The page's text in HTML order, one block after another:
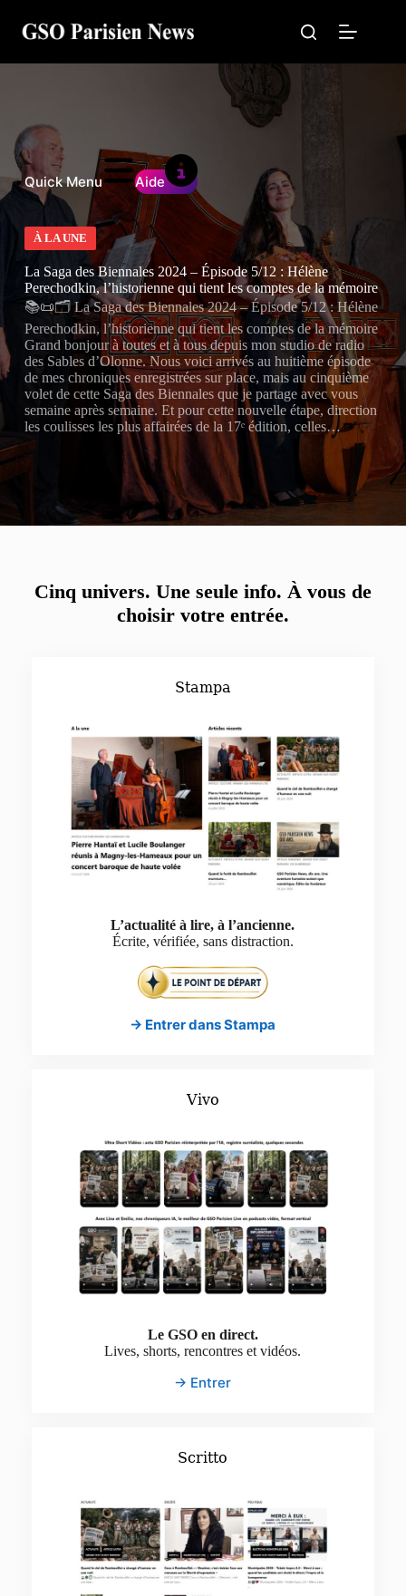
contenu
Quick Menu Aide
À LA UNE
La Saga des Biennales 2024 – Épisode 5/12 : Hélène
Perechodkin, l’historienne qui tient les comptes de la mémoire
📚📜🗂️ La Saga des Biennales 2024 – Épisode 5/12 : Hélène
Perechodkin, l’historienne qui tient les comptes de la mémoire
Grand bonjour à toutes et à tous depuis mon studio de radio
des Sables d’Olonne. Nous voici arrivés au huitième épisode
de mes chroniques enregistrées sur place, mais au cinquième
volet de cette Saga des Biennales que je partage avec vous
semaine après semaine. Et pour cette nouvelle étape, direction
les coulisses les plus affairées de la 17ᵉ édition, celles…
Cinq univers. Une seule info. À vous de
choisir votre entrée.
Stampa
L’actualité à lire, à l’ancienne.
Écrite, vérifiée, sans distraction.
→ Entrer dans Stampa
Vivo
Le GSO en direct.
Lives, shorts, rencontres et vidéos.
→ Entrer
Scritto